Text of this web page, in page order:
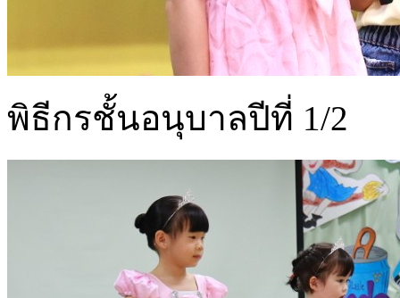
พิธีกรชั้นอนุบาลปีที่ 1/2